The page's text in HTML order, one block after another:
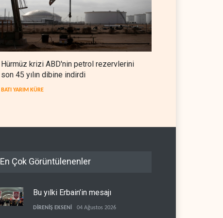
Hürmüz krizi ABD'nin petrol rezervlerini
son 45 yılın dibine indirdi
BATI YARIM KÜRE
En Çok Görüntülenenler
Bu yılki Erbain’in mesajı
DİRENİŞ EKSENİ 04 Ağustos 2026